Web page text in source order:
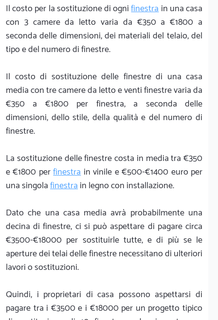
Il costo per la sostituzione di ognifinestrain una casa
con 3 camere da letto varia da €350 a €1800 a
seconda delle dimensioni, dei materiali del telaio, del
tipo e del numero di finestre.
Il costo di sostituzione delle finestre di una casa
media con tre camere da letto e venti finestre varia da
€350 a €1800 per finestra, a seconda delle
dimensioni, dello stile, della qualità e del numero di
finestre.
La sostituzione delle finestre costa in media tra €350
e €1800 perfinestrain vinile e €500-€1400 euro per
una singolafinestrain legno con installazione.
Dato che una casa media avrà probabilmente una
decina di finestre, ci si può aspettare di pagare circa
€3500-€18000 per sostituirle tutte, e di più se le
aperture dei telai delle finestre necessitano di ulteriori
lavori o sostituzioni.
Quindi, i proprietari di casa possono aspettarsi di
pagare tra i €3500 e i €18000 per un progetto tipico